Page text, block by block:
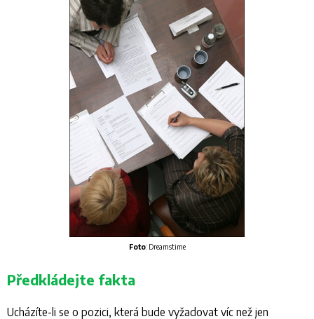
Foto: Dreamstime
Předkládejte fakta
Ucházíte-li se o pozici, která bude vyžadovat víc než jen